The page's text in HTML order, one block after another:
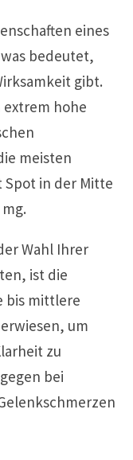
eines
bedeutet,
gibt.
extrem hohe
meisten
Spot in der Mitte
Wahl Ihrer
ist die
bis mittlere
um
zu
bei